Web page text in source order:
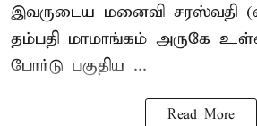
இவருடைய மனைவி சரஸ்வதி
தம்பதி மாமாங்கம் அருகே
போர்டு பகுதிய ...
Read More